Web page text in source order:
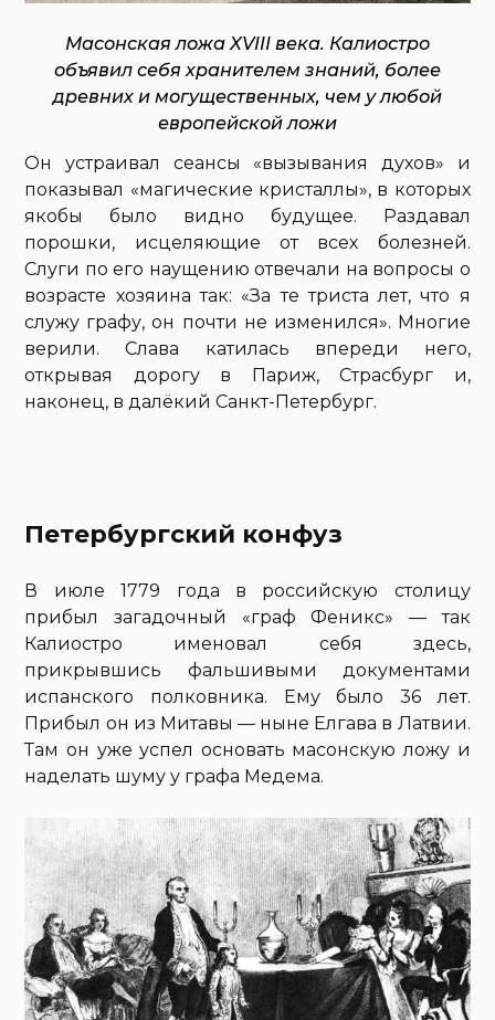
Масонская ложа XVIII века. Калиостро
объявил себя хранителем знаний, более
древних и могущественных, чем у любой
европейской ложи
Он устраивал сеансы «вызывания духов» и
показывал «магические кристаллы», в которых
якобы было видно будущее. Раздавал
порошки, исцеляющие от всех болезней.
Слуги по его наущению отвечали на вопросы о
возрасте хозяина так: «За те триста лет, что я
служу графу, он почти не изменился». Многие
верили. Слава катилась впереди него,
открывая дорогу в Париж, Страсбург и,
наконец, в далёкий Санкт-Петербург.
Петербургский конфуз
В июле 1779 года в российскую столицу
прибыл загадочный «граф Феникс» — так
Калиостро именовал себя здесь,
прикрывшись фальшивыми документами
испанского полковника. Ему было 36 лет.
Прибыл он из Митавы — ныне Елгава в Латвии.
Там он уже успел основать масонскую ложу и
наделать шуму у графа Медема.